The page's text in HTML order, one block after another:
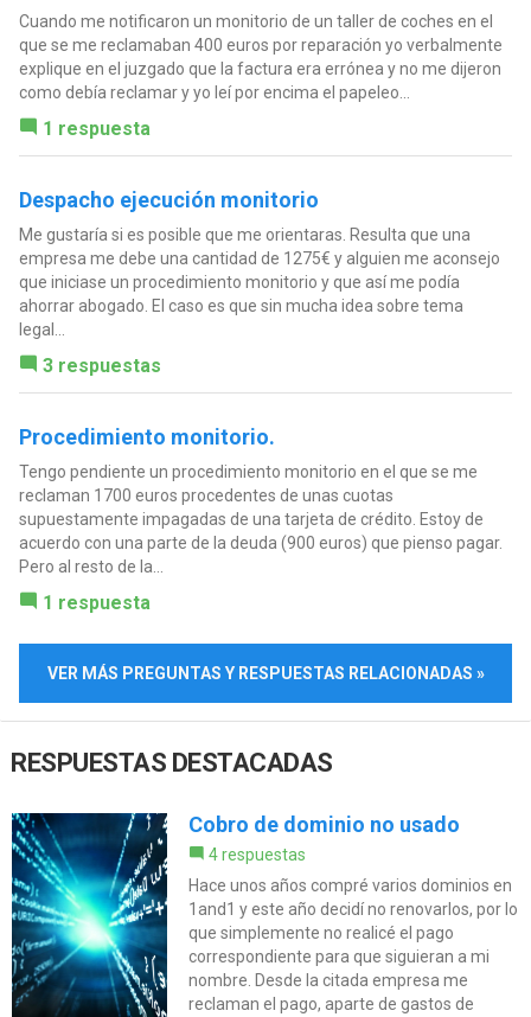
Cuando me notificaron un monitorio de un taller de coches en el
que se me reclamaban 400 euros por reparación yo verbalmente
explique en el juzgado que la factura era errónea y no me dijeron
como debía reclamar y yo leí por encima el papeleo...
1 respuesta
Despacho ejecución monitorio
Me gustaría si es posible que me orientaras. Resulta que una
empresa me debe una cantidad de 1275€ y alguien me aconsejo
que iniciase un procedimiento monitorio y que así me podía
ahorrar abogado. El caso es que sin mucha idea sobre tema
legal...
3 respuestas
Procedimiento monitorio.
Tengo pendiente un procedimiento monitorio en el que se me
reclaman 1700 euros procedentes de unas cuotas
supuestamente impagadas de una tarjeta de crédito. Estoy de
acuerdo con una parte de la deuda (900 euros) que pienso pagar.
Pero al resto de la...
1 respuesta
VER MÁS PREGUNTAS Y RESPUESTAS RELACIONADAS »
RESPUESTAS DESTACADAS
Cobro de dominio no usado
4 respuestas
Hace unos años compré varios dominios en
1and1 y este año decidí no renovarlos, por lo
que simplemente no realicé el pago
correspondiente para que siguieran a mi
nombre. Desde la citada empresa me
reclaman el pago, aparte de gastos de